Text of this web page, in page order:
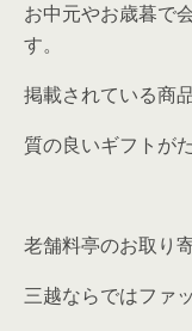
お中元やお歳暮で
す。
掲載されている商
質の良いギフトが
老舗料亭のお取り
三越ならではファ